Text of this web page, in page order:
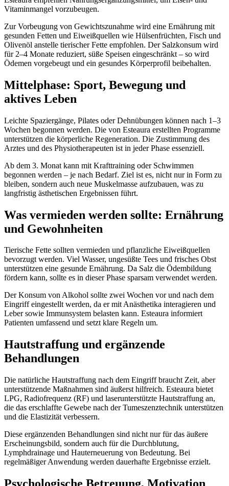
Vitaminmangel vorzubeugen.
Zur Vorbeugung von Gewichtszunahme wird eine Ernährung mit
gesunden Fetten und Eiweißquellen wie Hülsenfrüchten, Fisch und
Olivenöl anstelle tierischer Fette empfohlen. Der Salzkonsum wird
für 2–4 Monate reduziert, süße Speisen eingeschränkt – so wird
Ödemen vorgebeugt und ein gesundes Körperprofil beibehalten.
Mittelphase: Sport, Bewegung und
aktives Leben
Leichte Spaziergänge, Pilates oder Dehnübungen können nach 1–3
Wochen begonnen werden. Die von Esteaura erstellten Programme
unterstützen die körperliche Regeneration. Die Zustimmung des
Arztes und des Physiotherapeuten ist in jeder Phase essenziell.
Ab dem 3. Monat kann mit Krafttraining oder Schwimmen
begonnen werden – je nach Bedarf. Ziel ist es, nicht nur in Form zu
bleiben, sondern auch neue Muskelmasse aufzubauen, was zu
langfristig ästhetischen Ergebnissen führt.
Was vermieden werden sollte: Ernährung
und Gewohnheiten
Tierische Fette sollten vermieden und pflanzliche Eiweißquellen
bevorzugt werden. Viel Wasser, ungesüßte Tees und frisches Obst
unterstützen eine gesunde Ernährung. Da Salz die Ödembildung
fördern kann, sollte es in dieser Phase sparsam verwendet werden.
Der Konsum von Alkohol sollte zwei Wochen vor und nach dem
Eingriff eingestellt werden, da er mit Anästhetika interagieren und
Leber sowie Immunsystem belasten kann. Esteaura informiert
Patienten umfassend und setzt klare Regeln um.
Hautstraffung und ergänzende
Behandlungen
Die natürliche Hautstraffung nach dem Eingriff braucht Zeit, aber
unterstützende Maßnahmen sind äußerst hilfreich. Esteaura bietet
LPG, Radiofrequenz (RF) und laserunterstützte Hautstraffung an,
die das erschlaffte Gewebe nach der Tumeszenztechnik unterstützen
und die Elastizität verbessern.
Diese ergänzenden Behandlungen sind nicht nur für das äußere
Erscheinungsbild, sondern auch für die Durchblutung,
Lymphdrainage und Hauterneuerung von Bedeutung. Bei
regelmäßiger Anwendung werden dauerhafte Ergebnisse erzielt.